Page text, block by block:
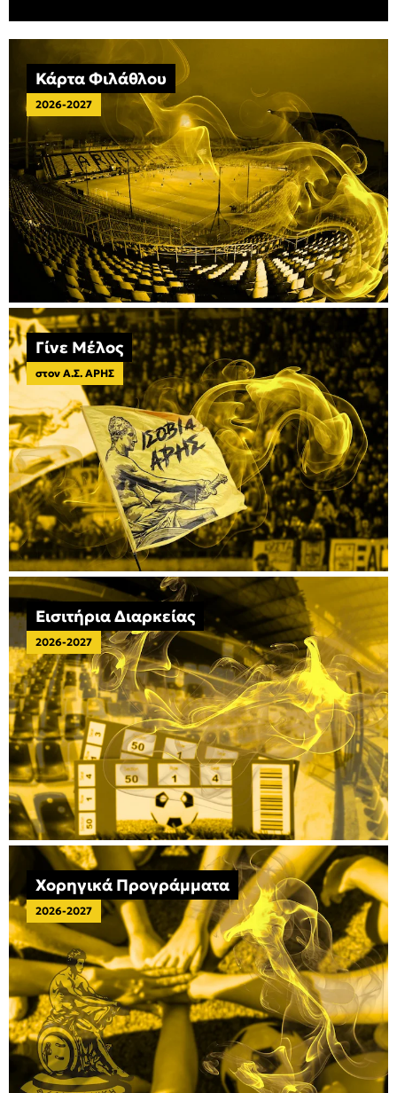
Κάρτα Φιλάθλου
2026-2027
Γίνε Μέλος
στον Α.Σ. ΑΡΗΣ
Εισιτήρια Διαρκείας
2026-2027
Χορηγικά Προγράμματα
2026-2027